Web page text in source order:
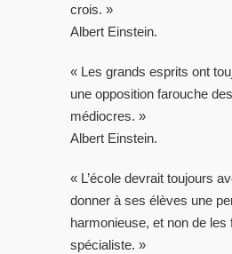
crois. »
Albert Einstein.
« Les grands esprits ont
une opposition farouche
médiocres. »
Albert Einstein.
« L’école devrait toujours
donner à ses élèves une
harmonieuse, et non de les
spécialiste. »